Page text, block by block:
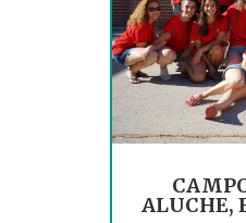
ALUCHE,